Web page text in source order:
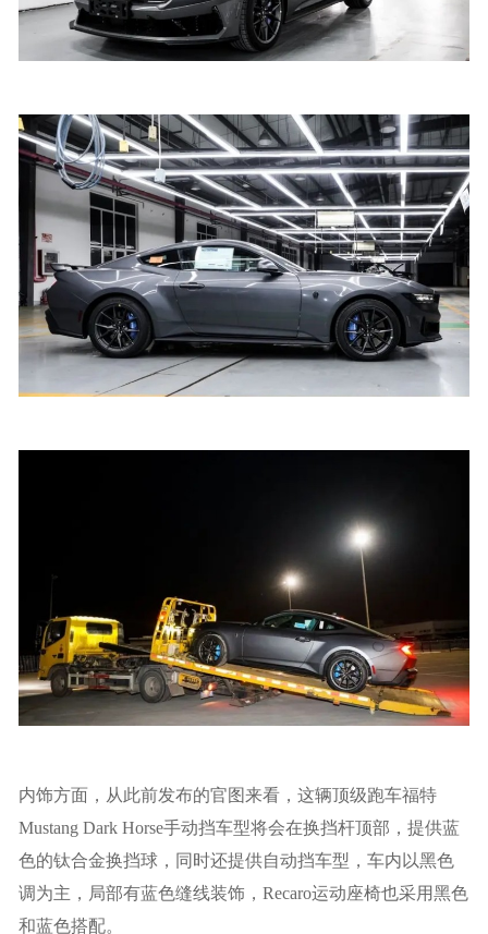
内饰方面，从此前发布的官图来看，这辆顶级跑车福特
Mustang Dark Horse手动挡车型将会在换挡杆顶部，提供蓝
色的钛合金换挡球，同时还提供自动挡车型，车内以黑色
调为主，局部有蓝色缝线装饰，Recaro运动座椅也采用黑色
和蓝色搭配。